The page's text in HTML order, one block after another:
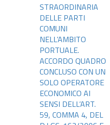
STRAORDINARIA
DELLE PARTI
COMUNI
NELL’AMBITO
PORTUALE.
ACCORDO QUADRO
CONCLUSO CON UN
SOLO OPERATORE
ECONOMICO AI
SENSI DELL’ART.
59, COMMA 4, DEL